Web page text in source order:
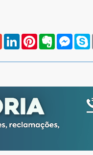
Gmail LinkedInPinterestEvernote